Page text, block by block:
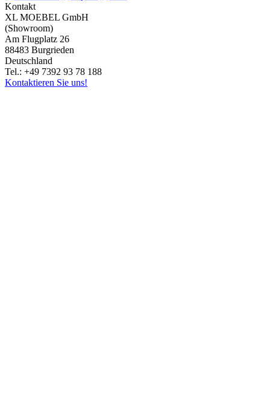
Kontakt
XL MOEBEL GmbH
(Showroom)
Am Flugplatz 26
88483 Burgrieden
Deutschland
Tel.: +49 7392 93 78 188
Kontaktieren Sie uns!